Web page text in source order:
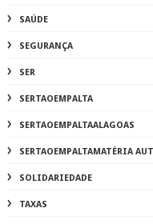
SAÚDE
SEGURANÇA
SER
SERTAOEMPALTA
SERTAOEMPALTAALAGOAS
SERTAOEMPALTAMATÉRIA
SOLIDARIEDADE
TAXAS